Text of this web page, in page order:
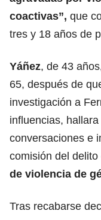
coactivas”, que
tres y 18 años de
Yáñez, de 43
65, después de
investigación a
influencias,
conversaciones e
comisión del delito
de violencia de
Tras recabarse